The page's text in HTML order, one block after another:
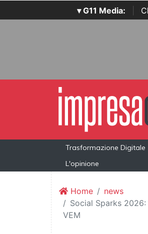
▾ G11 Media:
Trasformazione Digitale
L'opinione
Home
news
Social Sparks
VEM